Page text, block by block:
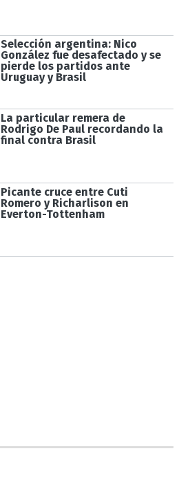
Selección argentina: Nico
González fue desafectado y se
pierde los partidos ante
Uruguay y Brasil
La particular remera de
Rodrigo De Paul recordando la
final contra Brasil
Picante cruce entre Cuti
Romero y Richarlison en
Everton-Tottenham